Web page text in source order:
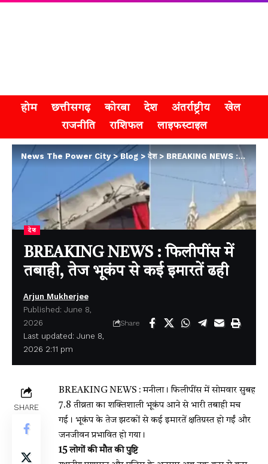
होम छत्तीसगढ़ कोरबा देश अंतर्राष्ट्रीय
खेल
राजनीति
राशिफल लाइफस्टाइल
News The Power City>Blog>देश>BREAKING NEWS : फिलीपींस में तबाही, तेज भूकंप से कई इमारतें ढही
देश
BREAKING NEWS : फिलीपींस में
तबाही, तेज भूकंप से कई इमारतें ढही
Last updated: June 8,
2026 2:11 pm
Arjun Mukherjee
Published: June 8,
2026
Share
SHARE
BREAKING NEWS : मनीला। फिलीपींस में सोमवार सुबह
7.8 तीव्रता का शक्तिशाली भूकंप आने से भारी तबाही मच
गई। भूकंप के तेज झटकों से कई इमारतें क्षतिग्रस्त हो गईं और
जनजीवन प्रभावित हो गया।
15 लोगों की मौत की पुष्टि